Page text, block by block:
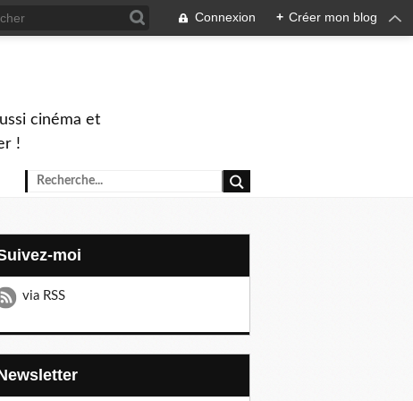
Connexion + Créer mon blog
cinéma et
!
Suivez-moi
via RSS
Newsletter